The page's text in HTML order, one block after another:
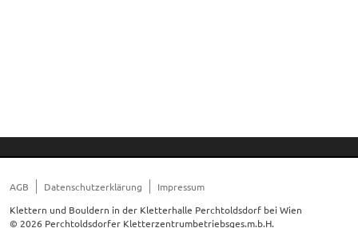
AGB Datenschutzerklärung
Impressum
Klettern und Bouldern in der Kletterhalle Perchtoldsdorf bei Wien
© 2026 Perchtoldsdorfer Kletterzentrumbetriebsges.m.b.H.